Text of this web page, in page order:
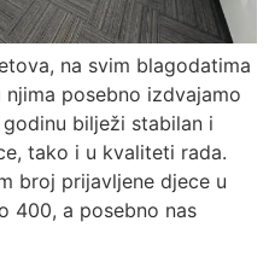
na svim blagodatima
posebno izdvajamo
bilježi stabilan i
tako i u kvaliteti rada.
broj prijavljene djece u
400, a posebno nas